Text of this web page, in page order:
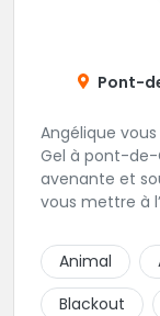
Pont-
Angélique
Gel à pont-de-
avenante et
vous mettre à
tatouages
réalisme.
Animal
Blackout